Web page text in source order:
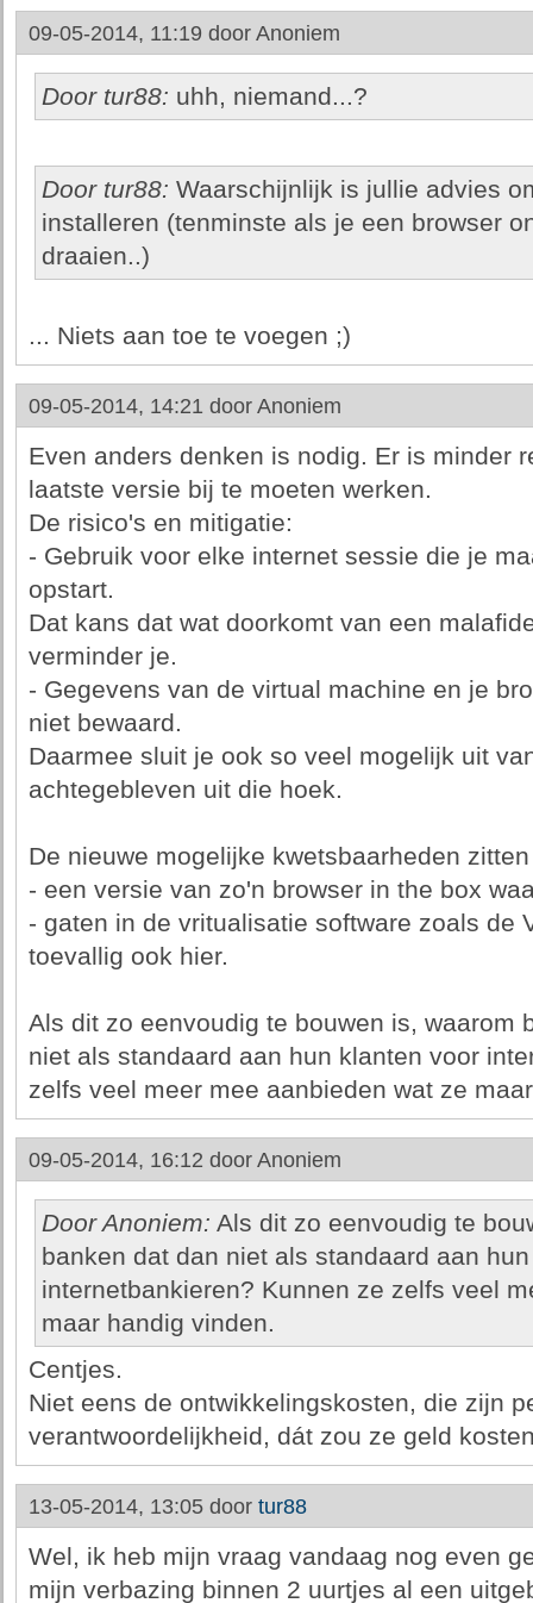
09-05-2014, 11:19 door Anoniem
Door tur88: uhh, niemand...?
Door tur88: Waarschijnlijk is jullie advies
installeren (tenminste als je een browser
draaien..)
... Niets aan toe te voegen ;)
09-05-2014, 14:21 door Anoniem
Even anders denken is nodig. Er is minder
laatste versie bij te moeten werken.
De risico's en mitigatie:
- Gebruik voor elke internet sessie die je
opstart.
Dat kans dat wat doorkomt van een
verminder je.
- Gegevens van de virtual machine en je
niet bewaard.
Daarmee sluit je ook so veel mogelijk uit
achtegebleven uit die hoek.
De nieuwe mogelijke kwetsbaarheden
- een versie van zo'n browser in the box
- gaten in de vritualisatie software zoals de
toevallig ook hier.
Als dit zo eenvoudig te bouwen is, waarom
niet als standaard aan hun klanten voor
zelfs veel meer mee aanbieden wat ze
09-05-2014, 16:12 door Anoniem
Door Anoniem: Als dit zo eenvoudig te
banken dat dan niet als standaard aan
internetbankieren? Kunnen ze zelfs veel
maar handig vinden.
Centjes.
Niet eens de ontwikkelingskosten, die zijn
verantwoordelijkheid, dát zou ze geld
13-05-2014, 13:05 door tur88
Wel, ik heb mijn vraag vandaag nog even
mijn verbazing binnen 2 uurtjes al een